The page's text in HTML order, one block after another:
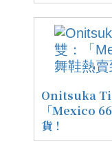
Onitsuka
「Mexico
貨！